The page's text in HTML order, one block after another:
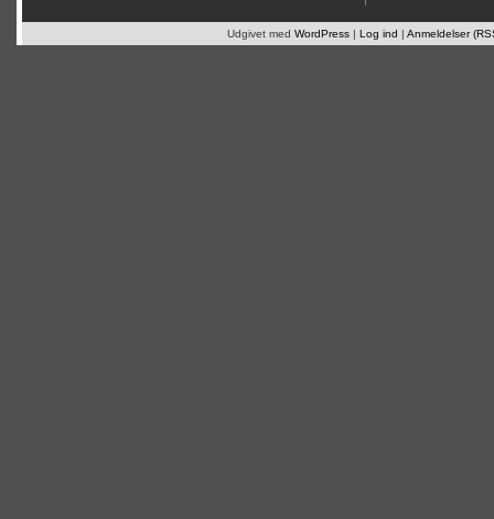
Udgivet med WordPress | Log ind | Anmeldelser